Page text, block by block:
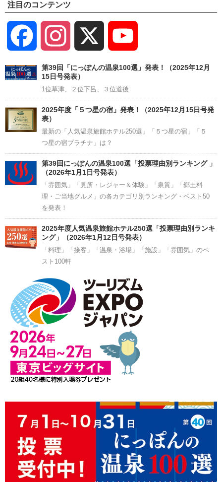
注目のコンテンツ
Facebook Instagram
Channel
第39回「にっぽんの温泉100選」発表！（2025年12月
15日号発表）
1位草津、２位下呂、３位道後
2025年度「５つ星の宿」発表！（2025年12月15日号発
表）
最新の「人気温泉旅館ホテル250選」「５つ星の宿」「５
つ星の宿プラチナ」は？
第39回にっぽんの温泉100選「投票理由別ランキング 」
（2026年1月1日号発表）
「雰囲気」「見所・レジャー＆体験」「泉質」「郷土料
理・ご当地グルメ」の各カテゴリ別ランキング・ベスト50
を発表！
2025年度人気温泉旅館ホテル250選「投票理由別ランキ
ング」（2026年1月12日号発表）
「料理」「接客」「温泉・浴場」「施設」「雰囲気」のベ
スト100軒